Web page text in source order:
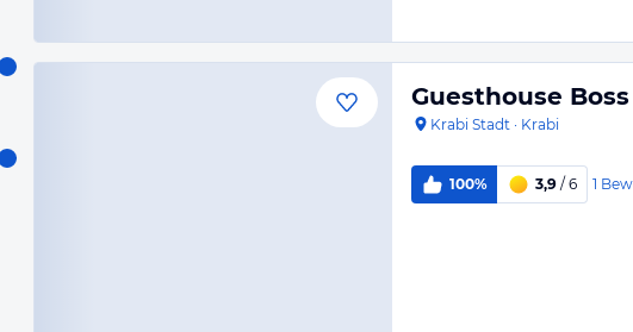
Guesthouse
Krabi Stadt · Krabi
100% 3,9 / 6 1